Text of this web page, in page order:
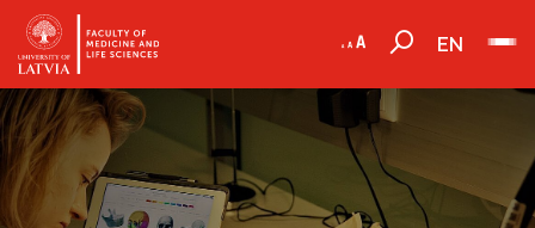
EN